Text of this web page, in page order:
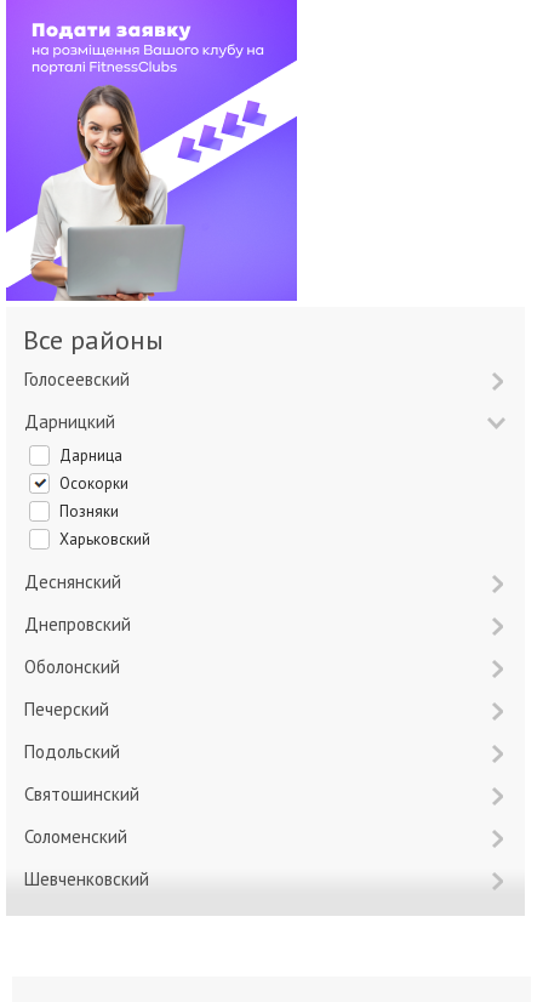
Все районы
Голосеевский
Дарницкий
Дарница
Осокорки
Позняки
Харьковский
Деснянский
Днепровский
Оболонский
Печерский
Подольский
Святошинский
Соломенский
Шевченковский